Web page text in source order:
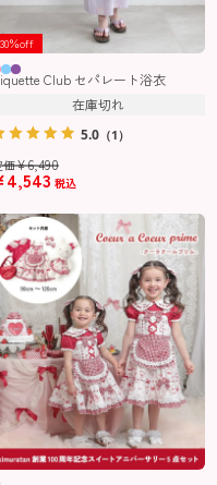
30％off
Club セパレート浴衣
価¥6,490
4,543 税込
5.0 （1）
在庫切れ